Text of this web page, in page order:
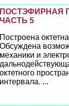
ПОСТЭФИРНАЯ
ЧАСТЬ 5
Построена
Обсуждена
механики и
октетного
интервала. ...